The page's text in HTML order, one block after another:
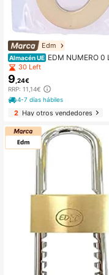
Edm
Almacén UE EDM NUMERO 0
N PULIDO 10CM FIJACION
LE
30 Left
9 ,24€
RRP: 11,14€
4-7 días hábiles
2Hay otros vendedores